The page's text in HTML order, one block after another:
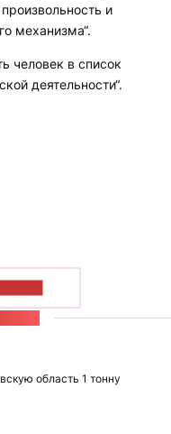
и
механизма“.
человек в список
деятельности“.
область 1 тонну